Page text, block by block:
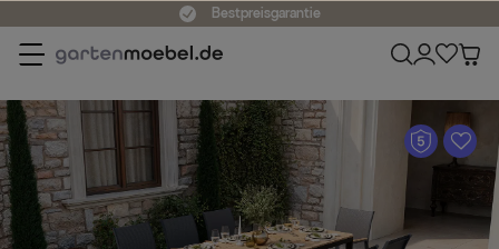
Bestpreisgarantie
A